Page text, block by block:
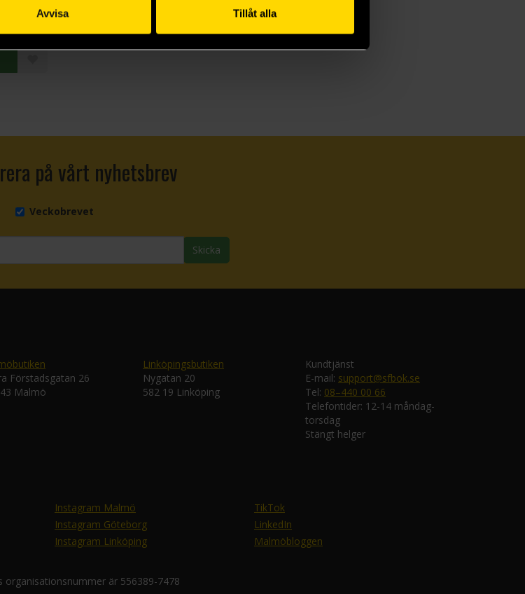
Avvisa Tillåt alla
på vårt nyhetsbrev
Veckobrevet
Skicka
Förstadsgatan 26
Malmö
Linköpingsbutiken
Nygatan 20
582 19 Linköping
Kundtjänst
E-mail: support@sfbok.se
Tel: 08–440 00 66
Telefontider: 12-14 måndag-
torsdag
Stängt helger
Instagram Malmö
Instagram Göteborg
Instagram Linköping
TikTok
LinkedIn
Malmöbloggen
organisationsnummer är 556389-7478